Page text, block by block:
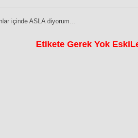
içinde ASLA diyorum...
Etikete Gerek Yok